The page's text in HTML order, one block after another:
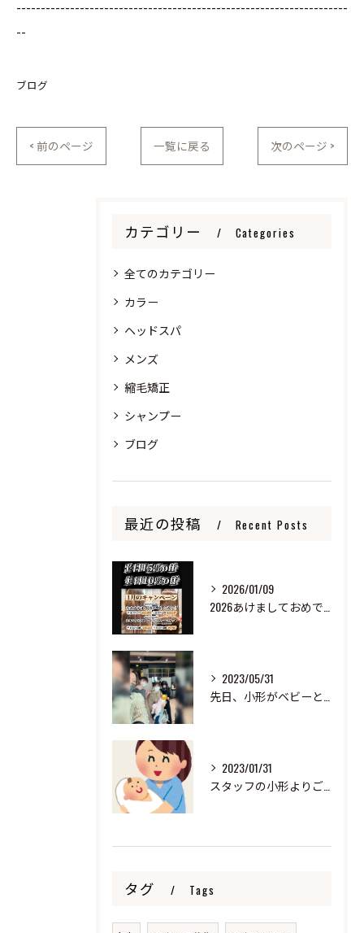
--------------------------------------------------------------------
--
ブログ
< 前のページ 一覧に戻る 次のページ >
カテゴリー Categories
全てのカテゴリー
カラー
ヘッドスパ
メンズ
縮毛矯正
シャンプー
ブログ
最近の投稿 Recent Posts
2026/01/09
2023/05/31
2023/01/31
タグ Tags